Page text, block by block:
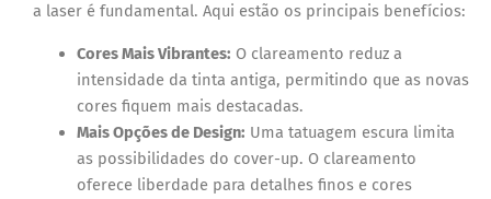
a laser é fundamental. Aqui estão os principais benefícios:
Cores Mais Vibrantes: O clareamento reduz a
intensidade da tinta antiga, permitindo que as novas
cores fiquem mais destacadas.
Mais Opções de Design: Uma tatuagem escura limita
as possibilidades do cover-up. O clareamento
oferece liberdade para detalhes finos e cores